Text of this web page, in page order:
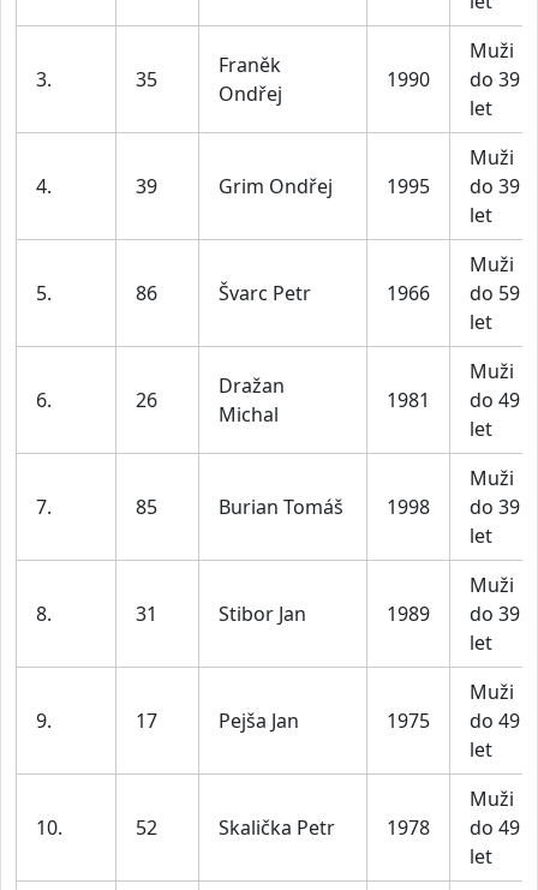
3. 35
Franěk
Ondřej
1990
Muži
do 39
let
4. 39 Grim Ondřej 1995
Muži
do 39
let
5. 86 Švarc Petr 1966
Muži
do 59
let
6. 26
Dražan
Michal
1981
Muži
do 49
let
7. 85 Burian Tomáš 1998
Muži
do 39
let
8. 31 Stibor Jan 1989
Muži
do 39
let
9. 17 Pejša Jan 1975
Muži
do 49
let
10. 52 Skalička Petr 1978
Muži
do 49
let